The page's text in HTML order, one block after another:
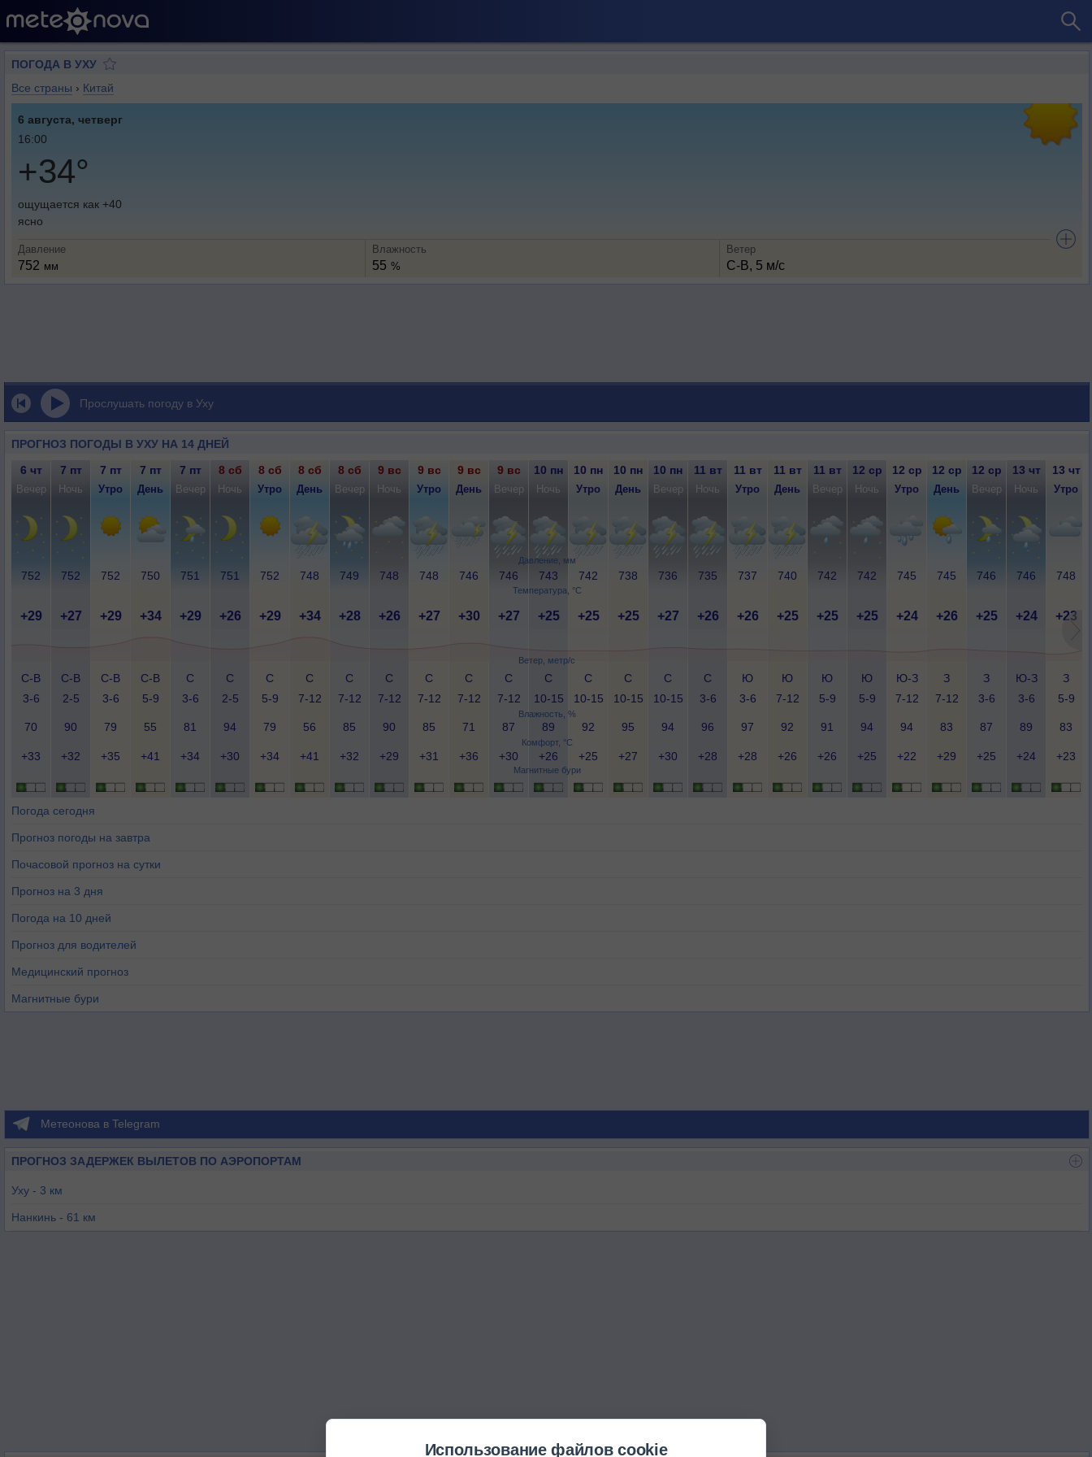
ПОГОДА В УХУ
Все страны › Китай
6 августа, четверг
16:00
+34°
ощущается как +40
ясно
Давление
752 мм
Влажность
55 %
Ветер
С-В, 5 м/с
Прослушать погоду в Уху
ПРОГНОЗ ПОГОДЫ В УХУ НА 14 ДНЕЙ
Давление, мм
Температура, °C
Ветер, метр/с
Влажность, %
Комфорт, °C
Магнитные бури
6 чт 7 пт 7 пт 7 пт 7 пт 8 сб 8 сб 8 сб 8 сб 9 вс 9 вс 9 вс 9 вс 10 пн 10 пн 10 пн 10 пн 11 вт 11 вт 11 вт 11 вт 12 ср 12 ср 12 ср 12 ср 13 чт 13 чт
Вечер Ночь Утро День Вечер Ночь Утро День Вечер Ночь Утро День Вечер Ночь Утро День Вечер Ночь Утро День Вечер Ночь Утро День Вечер Ночь Утро
752 752 752 750 751 751 752 748 749 748 748 746 746 743 742 738 736 735 737 740 742 742 745 745 746 746 748
+29 +27 +29 +34 +29 +26 +29 +34 +28 +26 +27 +30 +27 +25 +25 +25 +27 +26 +26 +25 +25 +25 +24 +26 +25 +24 +23
С-В
3-6
С-В
2-5
С-В
3-6
С-В
5-9
С
3-6
С
2-5
С
5-9
С
7-12
С
7-12
С
7-12
С
7-12
С
7-12
С
7-12
С
10-15
С
10-15
С
10-15
С
10-15
С
3-6
Ю
3-6
Ю
7-12
Ю
5-9
Ю
5-9
Ю-З
7-12
З
7-12
З
3-6
Ю-З
3-6
З
5-9
70 90 79 55 81 94 79 56 85 90 85 71 87 89 92 95 94 96 97 92 91 94 94 83 87 89 83
+33 +32 +35 +41 +34 +30 +34 +41 +32 +29 +31 +36 +30 +26 +25 +27 +30 +28 +28 +26 +26 +25 +22 +29 +25 +24 +23
Погода сегодня
Прогноз погоды на завтра
Почасовой прогноз на сутки
Прогноз на 3 дня
Погода на 10 дней
Прогноз для водителей
Медицинский прогноз
Магнитные бури
Метеонова в Telegram
ПРОГНОЗ ЗАДЕРЖЕК ВЫЛЕТОВ ПО АЭРОПОРТАМ
Уху - 3 км
Нанкинь - 61 км
Использование файлов cookie